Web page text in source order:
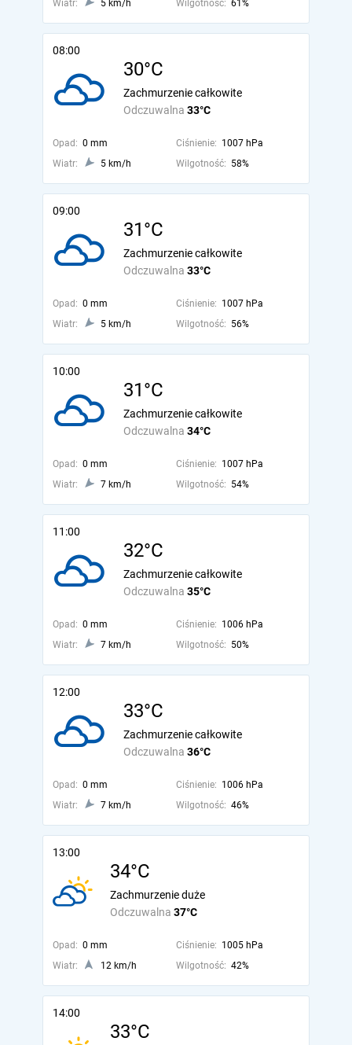
Wiatr: 5 km/h Wilgotność: 61%
08:00
30°C
Odczuwalna 33°C
Zachmurzenie całkowite
Opad: 0 mm Ciśnienie: 1007 hPa
Wiatr:
5 km/h Wilgotność: 58%
09:00
31°C
Odczuwalna 33°C
Zachmurzenie całkowite
Opad: 0 mm Ciśnienie: 1007 hPa
Wiatr:
5 km/h Wilgotność: 56%
10:00
31°C
Odczuwalna 34°C
Zachmurzenie całkowite
Opad: 0 mm Ciśnienie: 1007 hPa
Wiatr:
7 km/h Wilgotność: 54%
11:00
32°C
Odczuwalna 35°C
Zachmurzenie całkowite
Opad: 0 mm Ciśnienie: 1006 hPa
Wiatr:
7 km/h Wilgotność: 50%
12:00
33°C
Odczuwalna 36°C
Zachmurzenie całkowite
Opad: 0 mm Ciśnienie: 1006 hPa
Wiatr:
7 km/h Wilgotność: 46%
13:00
34°C
Odczuwalna 37°C
Zachmurzenie duże
Opad: 0 mm Ciśnienie: 1005 hPa
Wiatr:
12 km/h Wilgotność: 42%
14:00
33°C